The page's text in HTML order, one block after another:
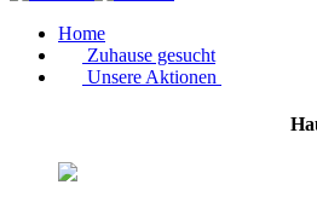
Home
Zuhause gesucht
Unsere Aktionen